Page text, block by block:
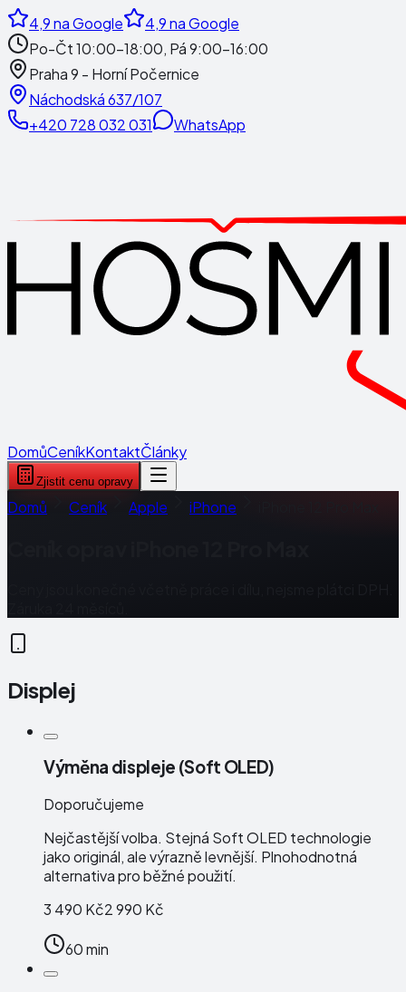
4,9na Google 4,9na Google
Po-Čt 10:00-18:00, Pá 9:00-16:00
Praha 9 - Horní Počernice
Náchodská 637/107
+420 728 032 031
WhatsApp
DomůCeníkKontaktČlánky
Zjistit cenu opravy
Domů Ceník Apple iPhone
Displej
Výměna displeje (Soft OLED)
Doporučujeme
Nejčastější volba. Stejná Soft OLED technologie
jako originál, ale výrazně levnější. Plnohodnotná
alternativa pro běžné použití.
3 490 Kč2 990 Kč
60 min